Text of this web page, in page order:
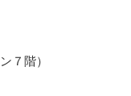
７階）